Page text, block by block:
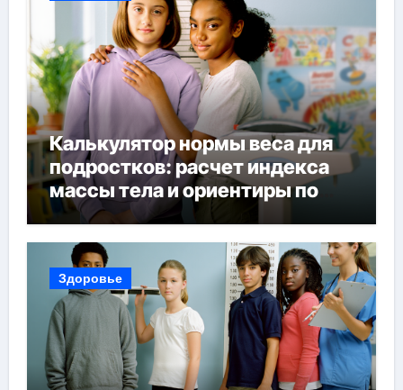
Калькулятор нормы веса для
подростков: расчет индекса
массы тела и ориентиры по
возрасту, росту и полу
Здоровье